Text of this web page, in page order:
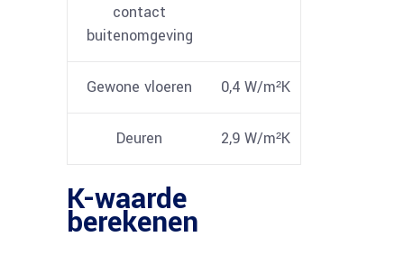
contact
buitenomgeving
Gewone vloeren 0,4 W/m²K
Deuren 2,9 W/m²K
K-waarde
berekenen